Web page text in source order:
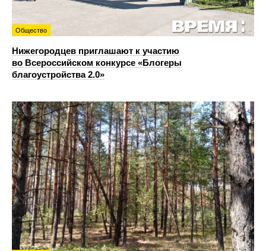
Общество
Нижегородцев приглашают к участию
во Всероссийском конкурсе «Блогеры
благоустройства 2.0»